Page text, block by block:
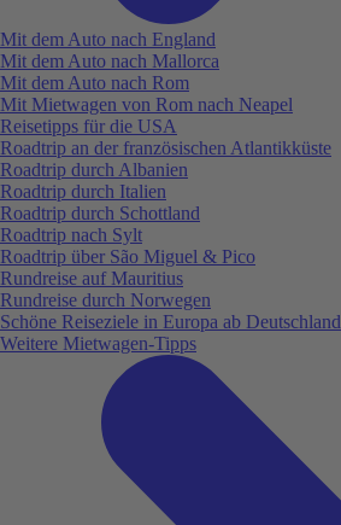
Mit dem Auto nach England
Mit dem Auto nach Mallorca
Mit dem Auto nach Rom
Mit Mietwagen von Rom nach Neapel
Reisetipps für die USA
Roadtrip an der französischen Atlantikküste
Roadtrip durch Albanien
Roadtrip durch Italien
Roadtrip durch Schottland
Roadtrip nach Sylt
Roadtrip über São Miguel & Pico
Rundreise auf Mauritius
Rundreise durch Norwegen
Schöne Reiseziele in Europa ab Deutschland
Weitere Mietwagen-Tipps